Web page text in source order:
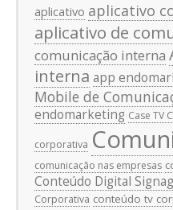
aplicativo aplicativo
aplicativo de
comunicação interna
interna app
Mobile de
endomarketing Case TV
corporativa
comunicação nas empresas
Conteúdo Digital
Corporativa conteúdo tv